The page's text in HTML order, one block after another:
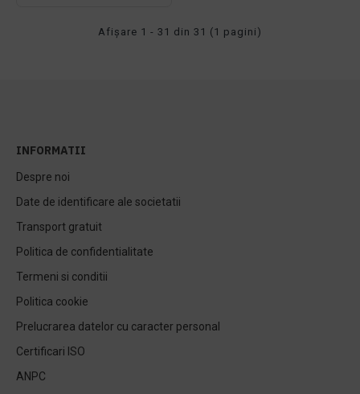
Afişare 1 - 31 din 31 (1 pagini)
INFORMATII
Despre noi
Date de identificare ale societatii
Transport gratuit
Politica de confidentialitate
Termeni si conditii
Politica cookie
Prelucrarea datelor cu caracter personal
Certificari ISO
ANPC